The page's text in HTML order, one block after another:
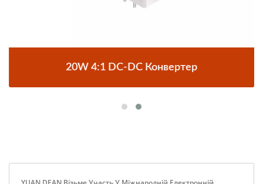
20W 4:1 DC-DC Конвертер